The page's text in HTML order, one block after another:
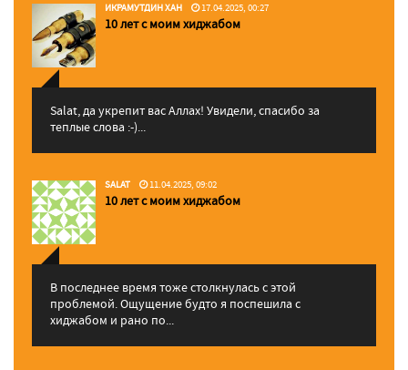
ИКРАМУТДИН ХАН 17.04.2025, 00:27
10 лет с моим хиджабом
Salat, да укрепит вас Аллаx! Увидели, спасибо за
теплые слова :-)...
SALAT 11.04.2025, 09:02
10 лет с моим хиджабом
В последнее время тоже столкнулась с этой
проблемой. Ощущение будто я поспешила с
хиджабом и рано по...